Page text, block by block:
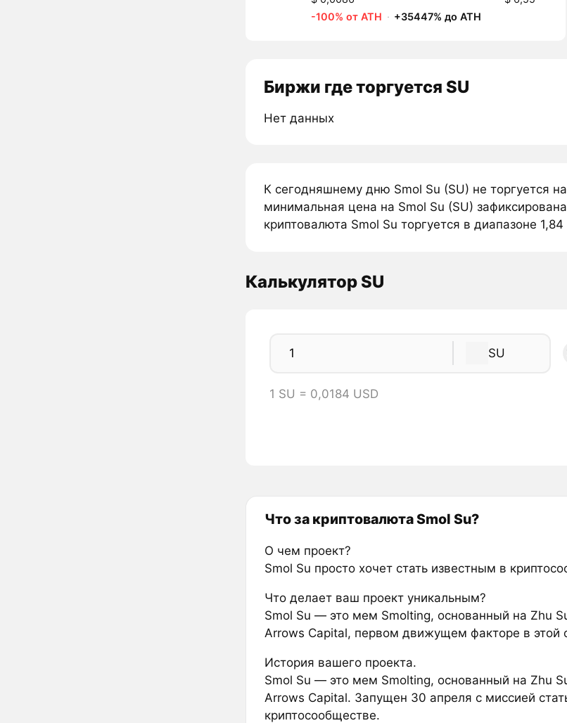
-100% от ATH · +35447% до ATH
Биржи где торгуется SU
Нет данных
К сегодняшнему дню Smol Su (SU) не торгуется
минимальная цена на Smol Su (SU)
криптовалюта Smol Su торгуется в диапазоне
Калькулятор SU
SU
1 SU = 0,0184 USD
Что за криптовалюта Smol Su?
О чем проект?
Smol Su просто хочет стать известным в
Что делает ваш проект уникальным?
Smol Su — это мем Smolting, основанный на Zhu
Arrows Capital, первом движущем факторе в этой
История вашего проекта.
Smol Su — это мем Smolting, основанный на Zhu
Arrows Capital. Запущен 30 апреля с миссией
криптосообществе.